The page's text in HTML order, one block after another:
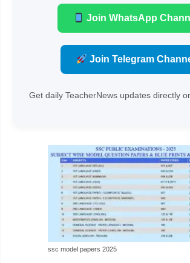
Join WhatsApp
Join Telegram
Get daily TeacherNews updates directly
ssc model papers 2025